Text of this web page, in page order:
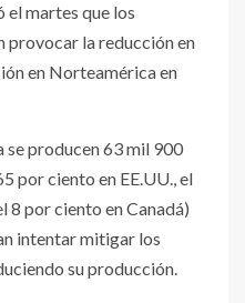
martes que los
provocar la reducción en
en Norteamérica en
se producen 63 mil 900
por ciento en EE.UU., el
8 por ciento en Canadá)
intentar mitigar los
su producción.